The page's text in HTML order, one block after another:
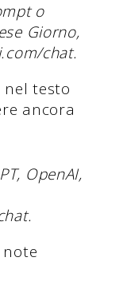
o
Giorno,
chat.
nel testo
ancora
OpenAI,
note